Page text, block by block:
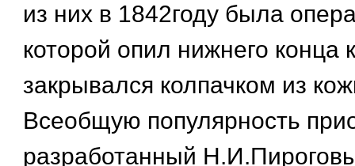
из них в 1842году была
которой опил нижнего конца
закрывался колпачком из
Всеобщую популярность
разработанный